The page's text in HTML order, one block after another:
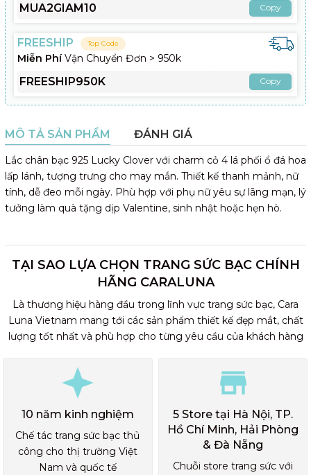
MUA2GIAM10 Copy
FREESHIP Top Code
Miễn PhíVận Chuyển Đơn > 950k
FREESHIP950K Copy
MÔ TẢ SẢN PHẨM ĐÁNH GIÁ
Lắc chân bạc 925 Lucky Clover với charm cỏ 4 lá phối ổ đá hoa
lấp lánh, tượng trưng cho may mắn. Thiết kế thanh mảnh, nữ
tính, dễ đeo mỗi ngày. Phù hợp với phụ nữ yêu sự lãng mạn, lý
tưởng làm quà tặng dịp Valentine, sinh nhật hoặc hẹn hò.
TẠI SAO LỰA CHỌN TRANG SỨC BẠC CHÍNH
HÃNG CARALUNA
Là thương hiệu hàng đầu trong lĩnh vực trang sức bạc, Cara
Luna Vietnam mang tới các sản phẩm thiết kế đẹp mắt, chất
lượng tốt nhất và phù hợp cho từng yêu cầu của khách hàng
10 năm kinh nghiệm
Chế tác trang sức bạc thủ
công cho thị trường Việt
Nam và quốc tế
5 Store tại Hà Nội, TP.
Hồ Chí Minh, Hải Phòng
& Đà Nẵng
Chuỗi store trang sức với